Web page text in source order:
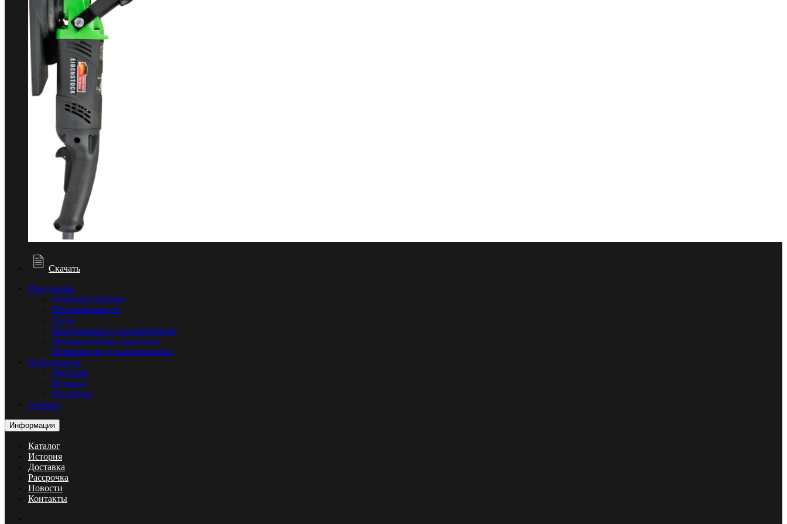
Скачать
Продукция
Алмазное бурение
Перемешиватели
Пилы
Полирование и сатинирование
Промышленные пылесосы
Шлифование и выравнивание
Информация
Доставка
История
Рассрочка
Скачать
Информация
Каталог
История
Доставка
Рассрочка
Новости
Контакты